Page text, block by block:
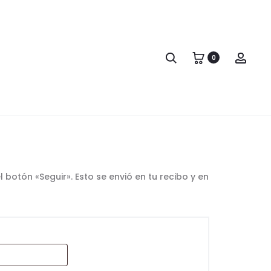
Search 0
«Seguir». Esto se envió en tu recibo y en